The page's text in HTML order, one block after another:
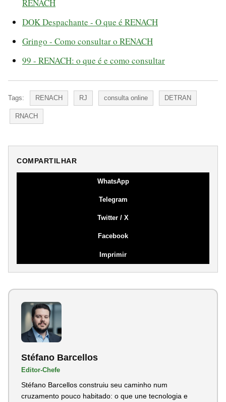
RENACH
DOK Despachante - O que é RENACH
Gringo - Como consultar o RENACH
99 - RENACH: o que é e como consultar
Tags: RENACH RJ consulta online DETRAN
RNACH
COMPARTILHAR
WhatsApp
Telegram
Twitter / X
Facebook
Imprimir
Stéfano Barcellos
Editor-Chefe
Stéfano Barcellos construiu seu caminho num
cruzamento pouco habitado: o que une tecnologia e